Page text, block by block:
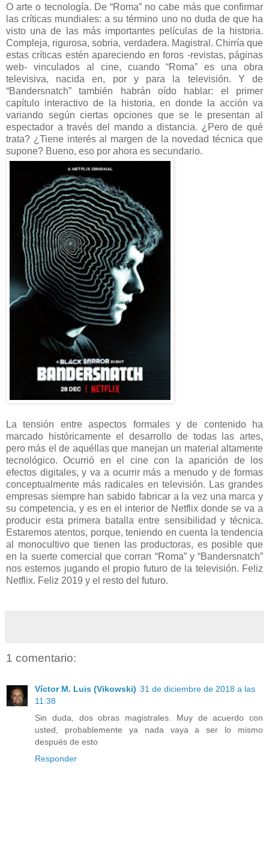
O arte o tecnología. De “Roma” no cabe más que confirmar
las críticas mundiales: a su término uno no duda de que ha
visto una de las más importantes películas de la historia.
Compleja, rigurosa, sobria, verdadera. Magistral. Chirría que
estas críticas estén apareciendo en foros -revistas, páginas
web- vinculados al cine, cuando “Roma” es una obra
televisiva, nacida en, por y para la televisión. Y de
“Bandersnatch” también habrán oído hablar: el primer
capítulo interactivo de la historia, en donde la acción va
variando según ciertas opciones que se le presentan al
espectador a través del mando a distancia. ¿Pero de qué
trata? ¿Tiene interés al margen de la novedad técnica que
supone? Bueno, eso por ahora es secundario.
La tensión entre aspectos formales y de contenido ha
marcado históricamente el desarrollo de todas las artes,
pero más el de aquéllas que manejan un material altamente
tecnológico. Ocurrió en el cine con la aparición de los
efectos digitales, y va a ocurrir más a menudo y de formas
conceptualmente más radicales en televisión. Las grandes
empresas siempre han sabido fabricar a la vez una marca y
su competencia, y es en el interior de Netflix donde se va a
producir esta primera batalla entre sensibilidad y técnica.
Estaremos atentos, porque, teniendo en cuenta la tendencia
al monocultivo que tienen las productoras, es posible que
en la suerte comercial que corran “Roma” y “Bandersnatch”
nos estemos jugando el propio futuro de la televisión. Feliz
Netflix. Feliz 2019 y el resto del futuro.
1 comentario:
Víctor M. Luis (Vikowski) 31 de diciembre de 2018 a las
11:38
Sin duda, dos obras magistrales. Muy de acuerdo con
usted, probablemente ya nada vaya a ser lo mismo
después de esto
Responder